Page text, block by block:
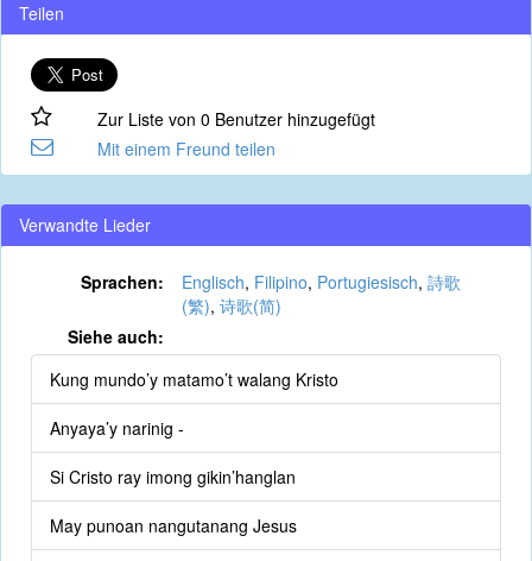
Teilen
Zur Liste von 0 Benutzer hinzugefügt
Mit einem Freund teilen
Verwandte Lieder
Sprachen: Englisch, Filipino, Portugiesisch, 詩歌
(繁), 诗歌(简)
Siehe auch:
Kung mundo’y matamo’t walang Kristo
Anyaya’y narinig -
Si Cristo ray imong gikin’hanglan
May punoan nangutanang Jesus